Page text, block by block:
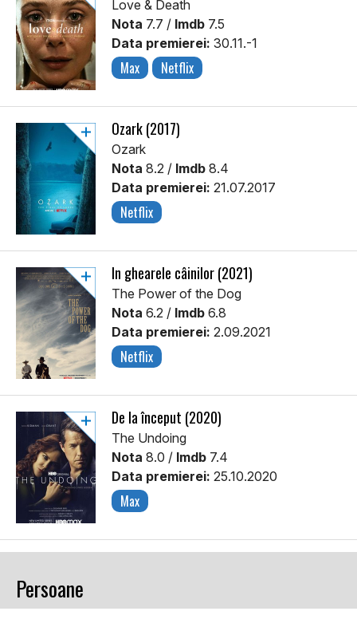
Love & Death
Nota 7.7 / Imdb 7.5
Data premierei: 30.11.-1
Max Netflix
Ozark (2017)
Ozark
Nota 8.2 / Imdb 8.4
Data premierei: 21.07.2017
Netflix
În ghearele câinilor (2021)
The Power of the Dog
Nota 6.2 / Imdb 6.8
Data premierei: 2.09.2021
Netflix
De la început (2020)
The Undoing
Nota 8.0 / Imdb 7.4
Data premierei: 25.10.2020
Max
Persoane